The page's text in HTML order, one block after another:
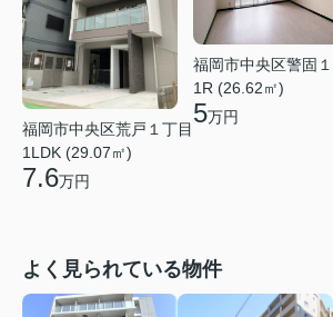
福岡市中央区荒戸１丁目
1LDK (29.07㎡)
7.6万円
福岡市中央区警固
1R (26.62㎡)
5万円
よく見られている物件